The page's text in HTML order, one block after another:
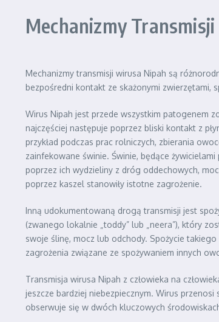
Mechanizmy
Mechanizmy transmisji wirusa Nipah są
bezpośredni kontakt ze skażonymi zwierzętami,
Wirus Nipah jest przede wszystkim patogenem
najczęściej następuje poprzez bliski kontakt z
przykład podczas prac rolniczych, zbierania
zainfekowane świnie. Świnie, będące
poprzez ich wydzieliny z dróg oddechowych,
poprzez kaszel stanowiły istotne zagrożenie.
Inną udokumentowaną drogą transmisji jest
(zwanego lokalnie „toddy” lub „neera”), który
swoje ślinę, mocz lub odchody. Spożycie
zagrożenia związane ze spożywaniem innych
Transmisja wirusa Nipah z człowieka na
jeszcze bardziej niebezpiecznym. Wirus
obserwuje się w dwóch kluczowych